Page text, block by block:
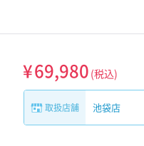
¥69,980 (税込)
取扱店舗 池袋店